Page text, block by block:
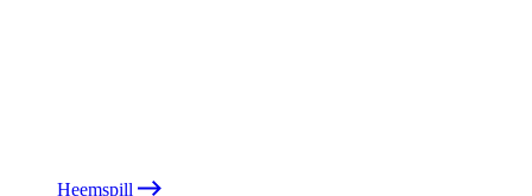
Heemspill